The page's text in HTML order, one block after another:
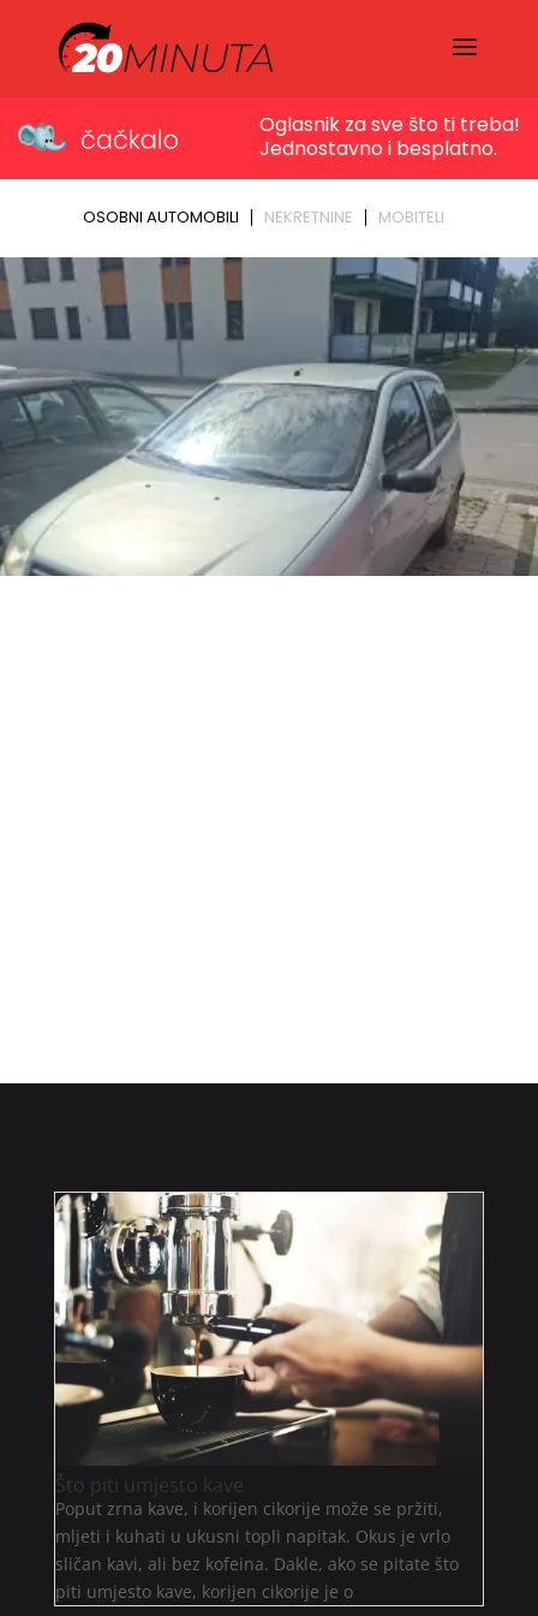
Što piti umjesto kave
Poput zrna kave, i korijen cikorije može se pržiti,
mljeti i kuhati u ukusni topli napitak. Okus je vrlo
sličan kavi, ali bez kofeina. Dakle, ako se pitate što
piti umjesto kave, korijen cikorije je o